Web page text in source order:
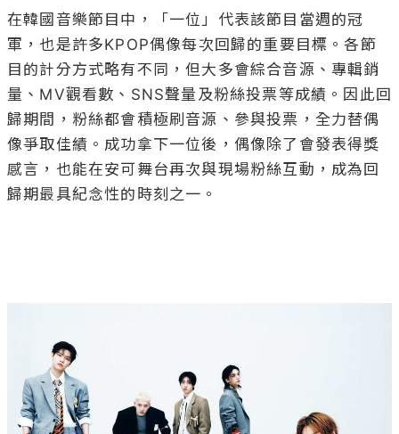
在韓國音樂節目中，「一位」代表該節目當週的冠
軍，也是許多KPOP偶像每次回歸的重要目標。各節
目的計分方式略有不同，但大多會綜合音源、專輯銷
量、MV觀看數、SNS聲量及粉絲投票等成績。因此回
歸期間，粉絲都會積極刷音源、參與投票，全力替偶
像爭取佳績。成功拿下一位後，偶像除了會發表得獎
感言，也能在安可舞台再次與現場粉絲互動，成為回
歸期最具紀念性的時刻之一。